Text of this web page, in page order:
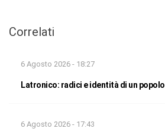
Correlati
6 Agosto 2026 - 18:27
Latronico: radici e identità di un popolo
6 Agosto 2026 - 17:43